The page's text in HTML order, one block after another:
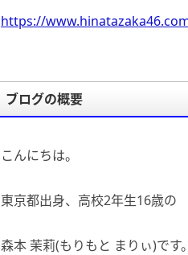
https://
ブログの概要
こんにちは。
東京都出身、高校2年生16歳の
森本 茉莉(もりもと まりぃ)です。